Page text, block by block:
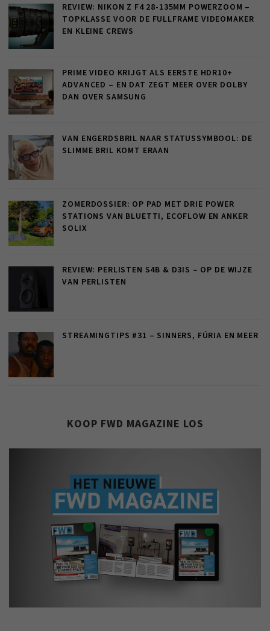
REVIEW: NIKON Z F4 28-135MM POWERZOOM –
TOPKLASSE VOOR DE FULLFRAME VIDEOMAKER
EN KLEINE CREWS
PRIME VIDEO KRIJGT ALS EERSTE HDR10+
ADVANCED – EN DAT ZEGT MEER OVER DOLBY
DAN OVER SAMSUNG
VAN ENGERDSBRIL NAAR STATUSSYMBOOL: DE
SLIMME BRIL KOMT ERAAN
ZOMERDOSSIER: OP PAD MET DRIE POWER
STATIONS VAN BLUETTI, ECOFLOW EN ANKER
SOLIX
REVIEW: PERLISTEN S4B & D3IS – OP DE WIJZE
VAN PERLISTEN
STREAMINGTIPS #31 – SINNERS, FÚRIA EN MEER
KOOP FWD MAGAZINE LOS